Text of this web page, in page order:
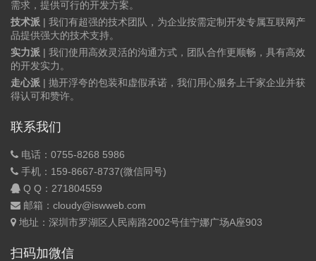
需求，提供可行的开发方案。
技术派 | 我们有超强的技术团队，为企业按需定制开发专属互联网产
品提供强大的技术支持。
实力派 | 我们使用高效灵活的沟通方式，团队合作更顺畅，具有高效
的开发实力。
走心派 | 抛开浮夸的包装和虚假承诺，我们用心服务上千家企业并获
得认可和赞许。
联系我们
电话：0755-8268 5986
手机：159-8667-8737(微信同号)
Q Q： 271804559
邮箱：cloudy@iswweb.com
地址：深圳市罗湖区人民南路2002号佳宁娜广场A座903
扫码加微信